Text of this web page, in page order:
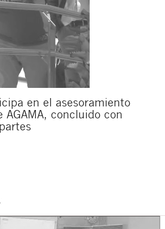
en el asesoramiento
AGAMA, concluido con